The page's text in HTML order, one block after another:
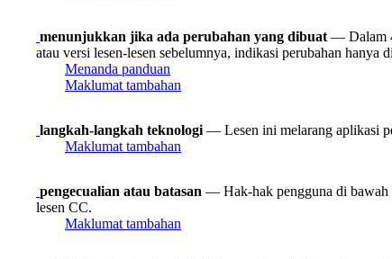
menunjukkan jika ada perubahan yang dibuat — Dalam
atau versi lesen-lesen sebelumnya, indikasi perubahan hanya
Menanda panduan
Maklumat tambahan
langkah-langkah teknologi — Lesen ini melarang aplikasi
Maklumat tambahan
pengecualian atau batasan — Hak-hak pengguna di bawah
lesen CC.
Maklumat tambahan